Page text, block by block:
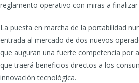
reglamento operativo con miras a
La puesta en marcha de la portabilidad
entrada al mercado de dos nuevos
que auguran una fuerte competencia por
que traerá beneficios directos a los
innovación tecnológica.